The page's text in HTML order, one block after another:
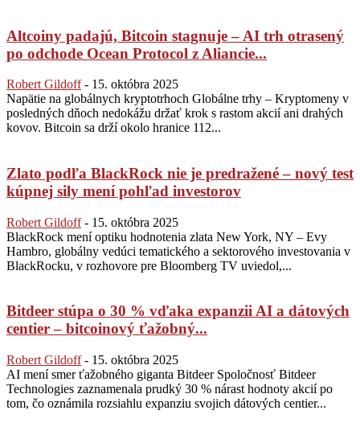
Altcoiny padajú, Bitcoin stagnuje – AI trh otrasený
po odchode Ocean Protocol z Aliancie...
Robert Gildoff - 15. októbra 2025
Napätie na globálnych kryptotrhoch Globálne trhy – Kryptomeny v
posledných dňoch nedokážu držať krok s rastom akcií ani drahých
kovov. Bitcoin sa drží okolo hranice 112...
Zlato podľa BlackRock nie je predražené – nový test
kúpnej sily mení pohľad investorov
Robert Gildoff - 15. októbra 2025
BlackRock mení optiku hodnotenia zlata New York, NY – Evy
Hambro, globálny vedúci tematického a sektorového investovania v
BlackRocku, v rozhovore pre Bloomberg TV uviedol,...
Bitdeer stúpa o 30 % vďaka expanzii AI a dátových
centier – bitcoinový ťažobný...
Robert Gildoff - 15. októbra 2025
AI mení smer ťažobného giganta Bitdeer Spoločnosť Bitdeer
Technologies zaznamenala prudký 30 % nárast hodnoty akcií po
tom, čo oznámila rozsiahlu expanziu svojich dátových centier...